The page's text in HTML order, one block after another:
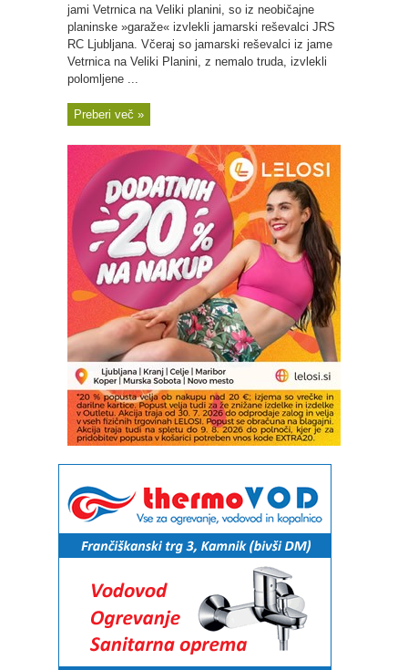
jami Vetrnica na Veliki planini, so iz neobičajne
planinske »garaže« izvlekli jamarski reševalci JRS
RC Ljubljana. Včeraj so jamarski reševalci iz jame
Vetrnica na Veliki Planini, z nemalo truda, izvlekli
polomljene ...
Preberi več »